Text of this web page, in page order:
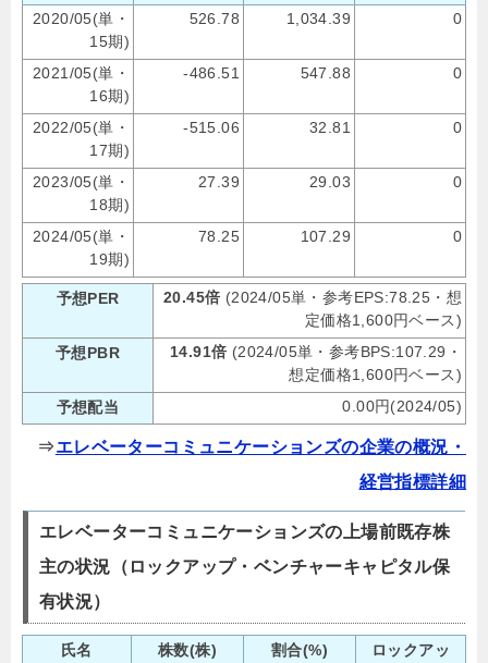
2020/05(単・
15期)
526.78 1,034.39 0
2021/05(単・
16期)
-486.51 547.88 0
2022/05(単・
17期)
-515.06 32.81 0
2023/05(単・
18期)
27.39 29.03 0
2024/05(単・
19期)
78.25 107.29 0
予想PER 20.45倍 (2024/05単・参考EPS:78.25・想
定価格1,600円ベース)
予想PBR
14.91倍 (2024/05単・参考BPS:107.29・
想定価格1,600円ベース)
予想配当
0.00円(2024/05)
⇒エレベーターコミュニケーションズの企業の概況・
経営指標詳細
エレベーターコミュニケーションズの上場前既存株
主の状況（ロックアップ・ベンチャーキャピタル保
有状況）
氏名 株数(株) 割合(%)
ロックアッ